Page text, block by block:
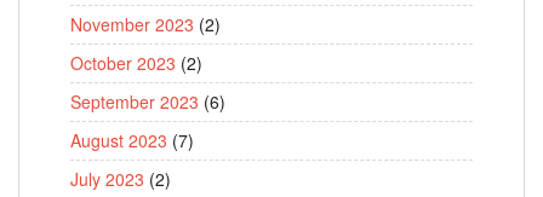
November 2023 (2)
October 2023 (2)
September 2023 (6)
August 2023 (7)
July 2023 (2)